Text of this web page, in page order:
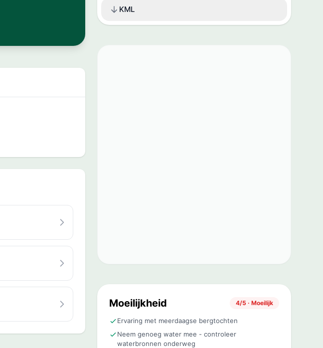
KML
Moeilijkheid 4/5 · Moeilijk
Ervaring met meerdaagse bergtochten
Neem genoeg water mee - controleer
waterbronnen onderweg